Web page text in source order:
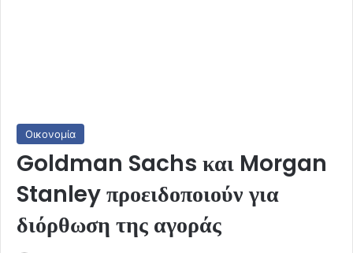
Οικονομία
Goldman Sachs και Morgan
Stanley προειδοποιούν για
διόρθωση της αγοράς